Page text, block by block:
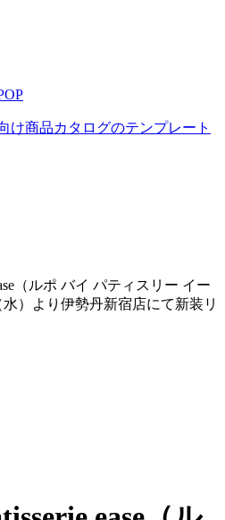
け商品カタログのテンプレート
（ルポ バイ パティスリー イー
）より伊勢丹新宿店にて新装リ